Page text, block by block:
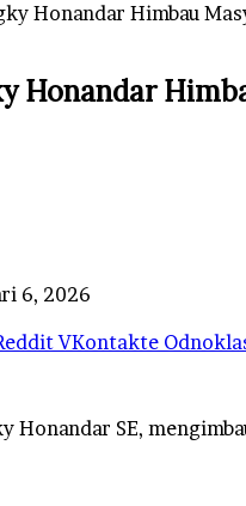
Honandar Himbau
Honandar
6, 2026
VKontakte
SE,